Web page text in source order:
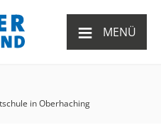
≡ MENÜ
in Oberhaching